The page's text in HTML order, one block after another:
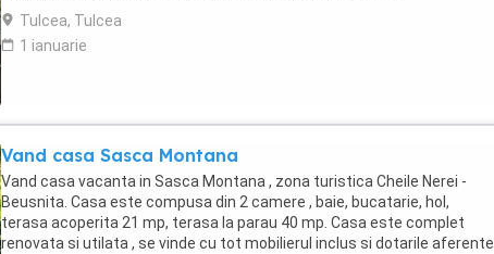
compartimentata astfel: -hol -3 camere -bucatarie -baie Incalzirea ...
Tulcea, Tulcea
1 ianuarie
Vand casa Sasca Montana
Vand casa vacanta in Sasca Montana , zona turistica Cheile Nerei -
Beusnita. Casa este compusa din 2 camere , baie, bucatarie, hol,
terasa acoperita 21 mp, terasa la parau 40 mp. Casa este complet
renovata si utilata , se vinde cu tot mobilierul inclus si dotarile aferente